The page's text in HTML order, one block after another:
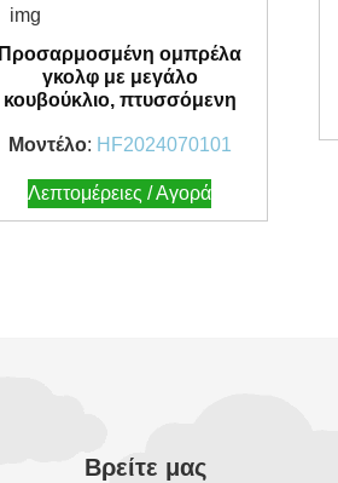
Προσαρμοσμένη ομπρέλα
γκολφ με μεγάλο
κουβούκλιο, πτυσσόμενη
Μοντέλο: HF2024070101
Λεπτομέρειες / Αγορά
Βρείτε μας